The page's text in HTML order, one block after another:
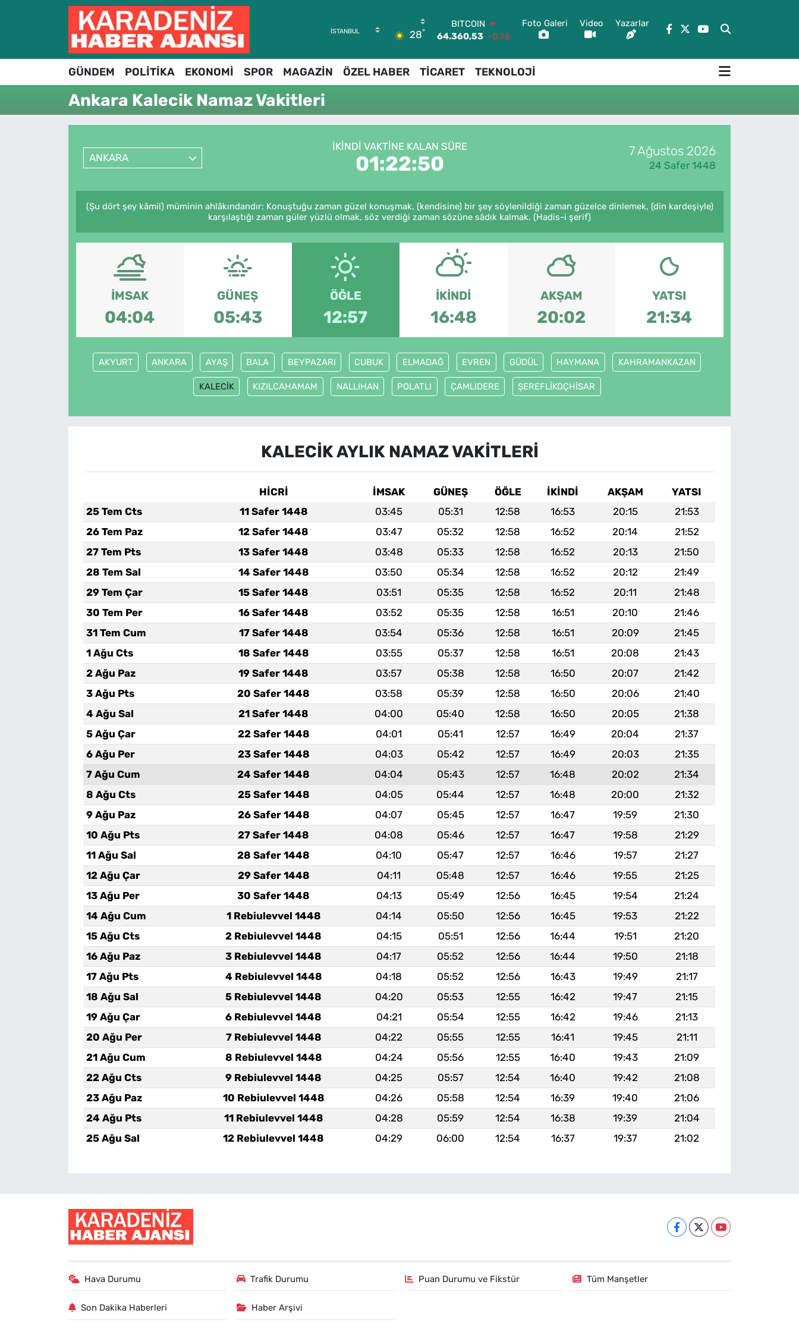
28°
BITCOIN
64.360,53 -0.76
47,7069 0.17
EURO
55,0265 0.01
GRAM ALTIN
BİST100
Foto Galeri Video Yazarlar
GÜNDEM POLİTİKA EKONOMİ SPOR MAGAZİN ÖZEL HABER TİCARET TEKNOLOJİ
Ankara Kalecik Namaz Vakitleri
ANKARA
İKINDI VAKTINE KALAN SÜRE
01:22:50
7 Ağustos 2026
24 Safer 1448
(Şu dört şey kâmil) müminin ahlâkındandır: Konuştuğu zaman güzel konuşmak, (kendisine) bir şey söylenildiği zaman güzelce dinlemek, (din kardeşiyle)
karşılaştığı zaman güler yüzlü olmak, söz verdiği zaman sözüne sâdık kalmak. (Hadis-i şerif)
İMSAK
04:04
GÜNEŞ
05:43
ÖĞLE
12:57
İKINDI
16:48
AKŞAM
20:02
YATSI
21:34
AKYURT ANKARA AYAŞ BALA BEYPAZARI CUBUK ELMADAĞ EVREN GÜDÜL HAYMANA KAHRAMANKAZAN
KALECİK KIZILCAHAMAM NALLIHAN POLATLI ÇAMLIDERE ŞEREFLİKOÇHİSAR
KALECİK AYLIK NAMAZ VAKITLERI
HİCRİ İMSAK GÜNEŞ ÖĞLE İKINDI AKŞAM
YATSI
25 Tem Cts
11 Safer 1448 03:45 05:31 12:58 16:53 20:15
21:53
26 Tem Paz
12 Safer 1448 03:47 05:32 12:58 16:52 20:14
21:52
27 Tem Pts
13 Safer 1448 03:48 05:33 12:58 16:52 20:13
21:50
28 Tem Sal
14 Safer 1448 03:50 05:34 12:58 16:52 20:12
21:49
29 Tem Çar
15 Safer 1448 03:51 05:35 12:58 16:52 20:11
21:48
30 Tem Per
16 Safer 1448 03:52 05:35 12:58 16:51 20:10
21:46
31 Tem Cum
17 Safer 1448 03:54 05:36 12:58 16:51 20:09
21:45
1 Ağu Cts
18 Safer 1448 03:55 05:37 12:58 16:51 20:08
21:43
2 Ağu Paz
19 Safer 1448 03:57 05:38 12:58 16:50 20:07
21:42
3 Ağu Pts
20 Safer 1448 03:58 05:39 12:58 16:50 20:06
21:40
4 Ağu Sal
21 Safer 1448 04:00 05:40 12:58 16:50 20:05
21:38
5 Ağu Çar
22 Safer 1448 04:01 05:41 12:57 16:49 20:04
21:37
6 Ağu Per
23 Safer 1448 04:03 05:42 12:57 16:49 20:03
21:35
7 Ağu Cum
24 Safer 1448 04:04 05:43 12:57 16:48 20:02
21:34
8 Ağu Cts
25 Safer 1448 04:05 05:44 12:57 16:48 20:00
21:32
9 Ağu Paz
26 Safer 1448 04:07 05:45 12:57 16:47 19:59
21:30
10 Ağu Pts
27 Safer 1448 04:08 05:46 12:57 16:47 19:58
21:29
11 Ağu Sal
28 Safer 1448 04:10 05:47 12:57 16:46 19:57
21:27
12 Ağu Çar
29 Safer 1448 04:11 05:48 12:57 16:46 19:55
21:25
13 Ağu Per
30 Safer 1448 04:13 05:49 12:56 16:45 19:54
21:24
14 Ağu Cum
1 Rebiulevvel 1448 04:14 05:50 12:56 16:45 19:53
21:22
15 Ağu Cts
2 Rebiulevvel 1448 04:15 05:51 12:56 16:44 19:51
21:20
16 Ağu Paz
3 Rebiulevvel 1448 04:17 05:52 12:56 16:44 19:50
21:18
17 Ağu Pts
4 Rebiulevvel 1448 04:18 05:52 12:56 16:43 19:49
21:17
18 Ağu Sal
5 Rebiulevvel 1448 04:20 05:53 12:55 16:42 19:47
21:15
19 Ağu Çar
6 Rebiulevvel 1448 04:21 05:54 12:55 16:42 19:46
21:13
20 Ağu Per
7 Rebiulevvel 1448 04:22 05:55 12:55 16:41 19:45
21:11
21 Ağu Cum
8 Rebiulevvel 1448 04:24 05:56 12:55 16:40 19:43
21:09
22 Ağu Cts
9 Rebiulevvel 1448 04:25 05:57 12:54 16:40 19:42
21:08
23 Ağu Paz
10 Rebiulevvel 1448 04:26 05:58 12:54 16:39 19:40
21:06
24 Ağu Pts
11 Rebiulevvel 1448 04:28 05:59 12:54 16:38 19:39
21:04
25 Ağu Sal
12 Rebiulevvel 1448 04:29 06:00 12:54 16:37 19:37 21:02
Hava Durumu Trafik Durumu Puan Durumu ve Fikstür Tüm Manşetler
Son Dakika Haberleri Haber Arşivi
Hava Durumu
Trafik Durumu
Süper Lig Puan Durumu ve Fikstür
Son Dakika Haberleri